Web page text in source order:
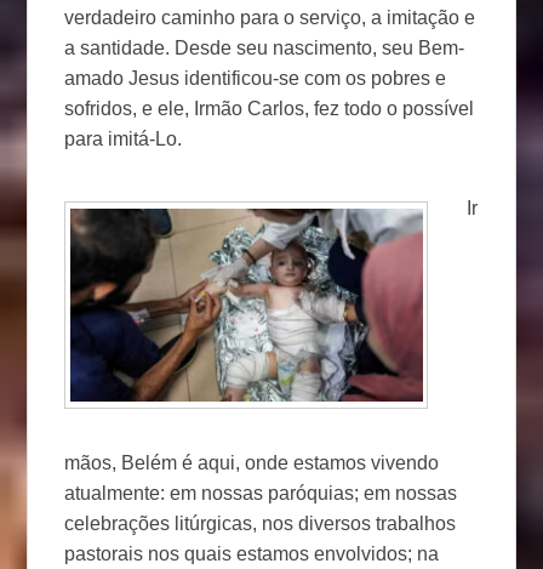
verdadeiro caminho para o serviço, a imitação e
a santidade. Desde seu nascimento, seu Bem-
amado Jesus identificou-se com os pobres e
sofridos, e ele, Irmão Carlos, fez todo o possível
para imitá-Lo.
Ir
mãos, Belém é aqui, onde estamos vivendo
atualmente: em nossas paróquias; em nossas
celebrações litúrgicas, nos diversos trabalhos
pastorais nos quais estamos envolvidos; na